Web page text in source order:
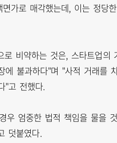
가로 매각했는데, 이는 정당
비약하는 것은, 스타트업의
불과하다"며 "사적 거래를
"고 전했다.
엄중한 법적 책임을 물을
덧붙였다.